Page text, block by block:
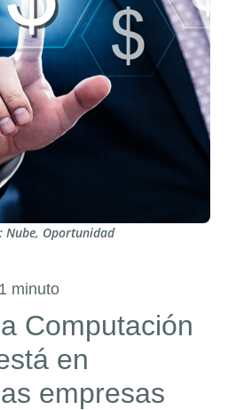
Nube, Oportunidad
minuto
Computación
en
empresas